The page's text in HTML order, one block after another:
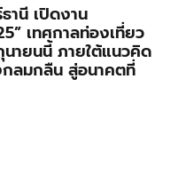
านี เปิดงาน
เทศกาลท่องเที่ยว
นายนนี้ ภายใต้แนวคิด
ลมกลืน สู่อนาคตที่